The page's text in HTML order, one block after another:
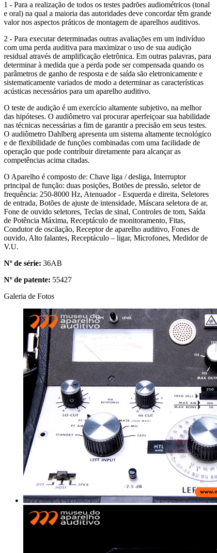
1 - Para a realização de todos os testes padrões audiométricos (tonal
e oral) na qual a maioria das autoridades deve concordar têm grande
valor nos aspectos práticos de montagem de aparelhos auditivos.
2 - Para executar determinadas outras avaliações em um indivíduo
com uma perda auditiva para maximizar o uso de sua audição
residual através de amplificação eletrônica. Em outras palavras, para
determinar à medida que a perda pode ser compensada quando os
parâmetros de ganho de resposta e de saída são eletronicamente e
sistematicamente variados de modo a determinar as características
acústicas necessários para um aparelho auditivo.
O teste de audição é um exercício altamente subjetivo, na melhor
das hipóteses. O audiômetro vai procurar aperfeiçoar sua habilidade
nas técnicas necessárias a fim de garantir a precisão em seus testes.
O audiômetro Dahlberg apresenta um sistema altamente tecnológico
e de flexibilidade de funções combinadas com uma facilidade de
operação que pode contribuir diretamente para alcançar as
competências acima citadas.
O Aparelho é composto de: Chave liga / desliga, Interruptor
principal de função: duas posições, Botões de pressão, seletor de
frequência: 250-8000 Hz, Atenuador - Esquerda e direita, Seletores
de entrada, Botões de ajuste de intensidade, Máscara seletora de ar,
Fone de ouvido seletores, Teclas de sinal, Controles de tom, Saída
de Potência Máxima, Receptáculo de monitoramento, Fitas,
Condutor de oscilação, Receptor de aparelho auditivo, Fones de
ouvido, Alto falantes, Receptáculo – ligar, Microfones, Medidor de
V.U.
Nº de série: 36AB
Nº de patente: 55427
Galeria de Fotos